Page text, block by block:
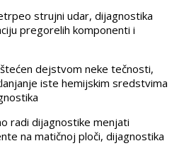
strujni udar, dijagnostika
pregorelih komponenti i
dejstvom neke tečnosti,
iste hemijskim sredstvima
radi dijagnostike menjati
na matičnoj ploči, dijagnostika